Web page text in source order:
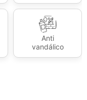
Anti
vandálico